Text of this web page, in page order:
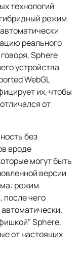
технологий
режим
реального
Sphere
устройства
WebGL
их, чтобы
от
без
вроде
могут быть
версии
режим
чего
Sphere,
от настоящих